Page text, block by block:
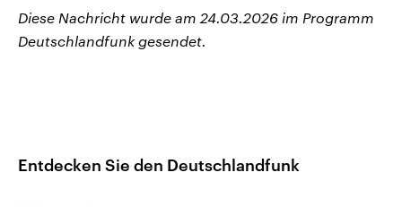
Diese Nachricht wurde am 24.03.2026 im Programm
Deutschlandfunk gesendet.
Entdecken Sie den Deutschlandfunk